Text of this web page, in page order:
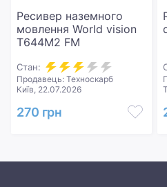
Ресивер наземного
мовлення World vision
T644M2 FM
Стан:
Продавець: Техноскарб
Київ, 22.07.2026
270 грн